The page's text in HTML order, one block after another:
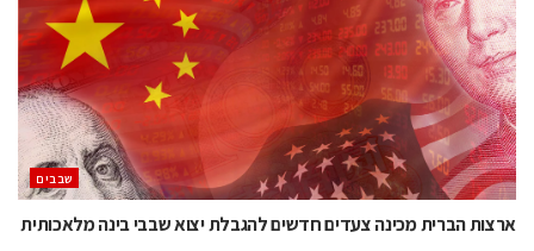
‫שבבים‬
ארצות הברית מכינה צעדים חדשים להגבלת יצוא שבבי בינה מלאכותית